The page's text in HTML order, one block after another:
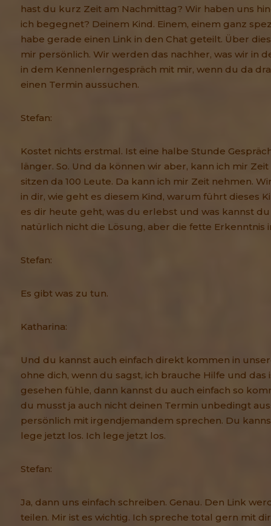
hast du kurz Zeit am Nachmittag? Wir haben uns
ich begegnet? Deinem Kind. Einem, einem ganz
habe gerade einen Link in den Chat geteilt. Über
mir persönlich. Wir werden das nachher, was wir in
in dem Kennenlerngespräch mit mir, wenn du da
einen Termin aussuchen.
Stefan:
Kostet nichts erstmal. Ist eine halbe Stunde
länger. So. Und da können wir aber, kann ich mir
sitzen da 100 Leute. Da kann ich mir Zeit nehmen.
in dir, wie geht es diesem Kind, warum führt dieses
es dir heute geht, was du erlebst und was kannst du
natürlich nicht die Lösung, aber die fette Erkenntnis
Stefan:
Es gibt was zu tun.
Katharina:
Und du kannst auch einfach direkt kommen in
ohne dich, wenn du sagst, ich brauche Hilfe und das
gesehen fühle, dann kannst du auch einfach so
du musst ja auch nicht deinen Termin unbedingt
persönlich mit irgendjemandem sprechen. Du
lege jetzt los. Ich lege jetzt los.
Stefan:
Ja, dann uns einfach schreiben. Genau. Den Link
teilen. Mir ist es wichtig. Ich spreche total gern mit